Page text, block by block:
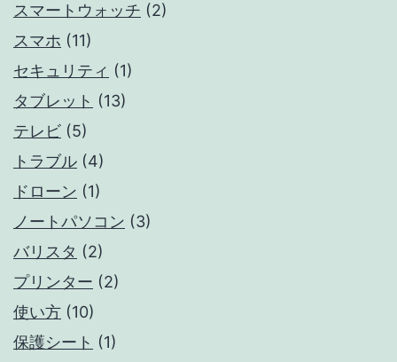
スマートウォッチ (2)
スマホ (11)
セキュリティ (1)
タブレット (13)
テレビ (5)
トラブル (4)
ドローン (1)
ノートパソコン (3)
バリスタ (2)
プリンター (2)
使い方 (10)
保護シート (1)